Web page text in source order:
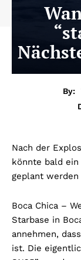
By:
Nach der
könnte bald ein
geplant
Boca Chica –
Starbase in
annehmen,
ist. Die